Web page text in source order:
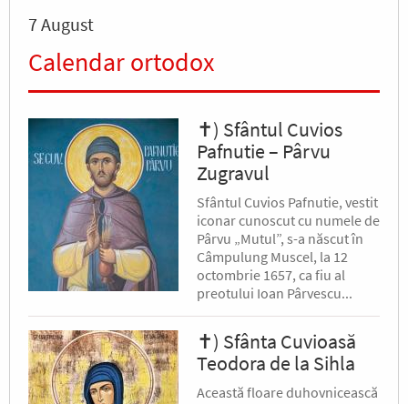
7 August
Calendar ortodox
✝) Sfântul Cuvios
Pafnutie – Pârvu
Zugravul
Sfântul Cuvios Pafnutie, vestit
iconar cunoscut cu numele de
Pârvu „Mutul”, s-a născut în
Câmpulung Muscel, la 12
octombrie 1657, ca fiu al
preotului Ioan Pârvescu...
✝) Sfânta Cuvioasă
Teodora de la Sihla
Această floare duhovnicească